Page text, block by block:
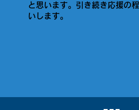
と思います。引き続き応援の
いします。